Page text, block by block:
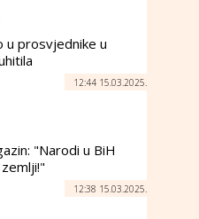
u prosvjednike u
12:44 15.03.2025.
"Narodi u BiH
12:38 15.03.2025.